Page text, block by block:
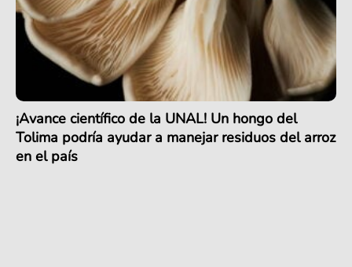
¡Avance científico de la UNAL! Un hongo del
Tolima podría ayudar a manejar residuos del arroz
en el país